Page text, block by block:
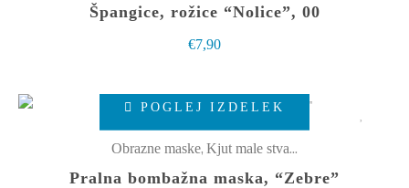
izdelka
Špangice, rožice “Nolice”, 00
€7,90
POGLEJ IZDELEK
Ta
več
Obrazne maske, Kjut male stvarce
Pralna bombažna maska, “Zebre”